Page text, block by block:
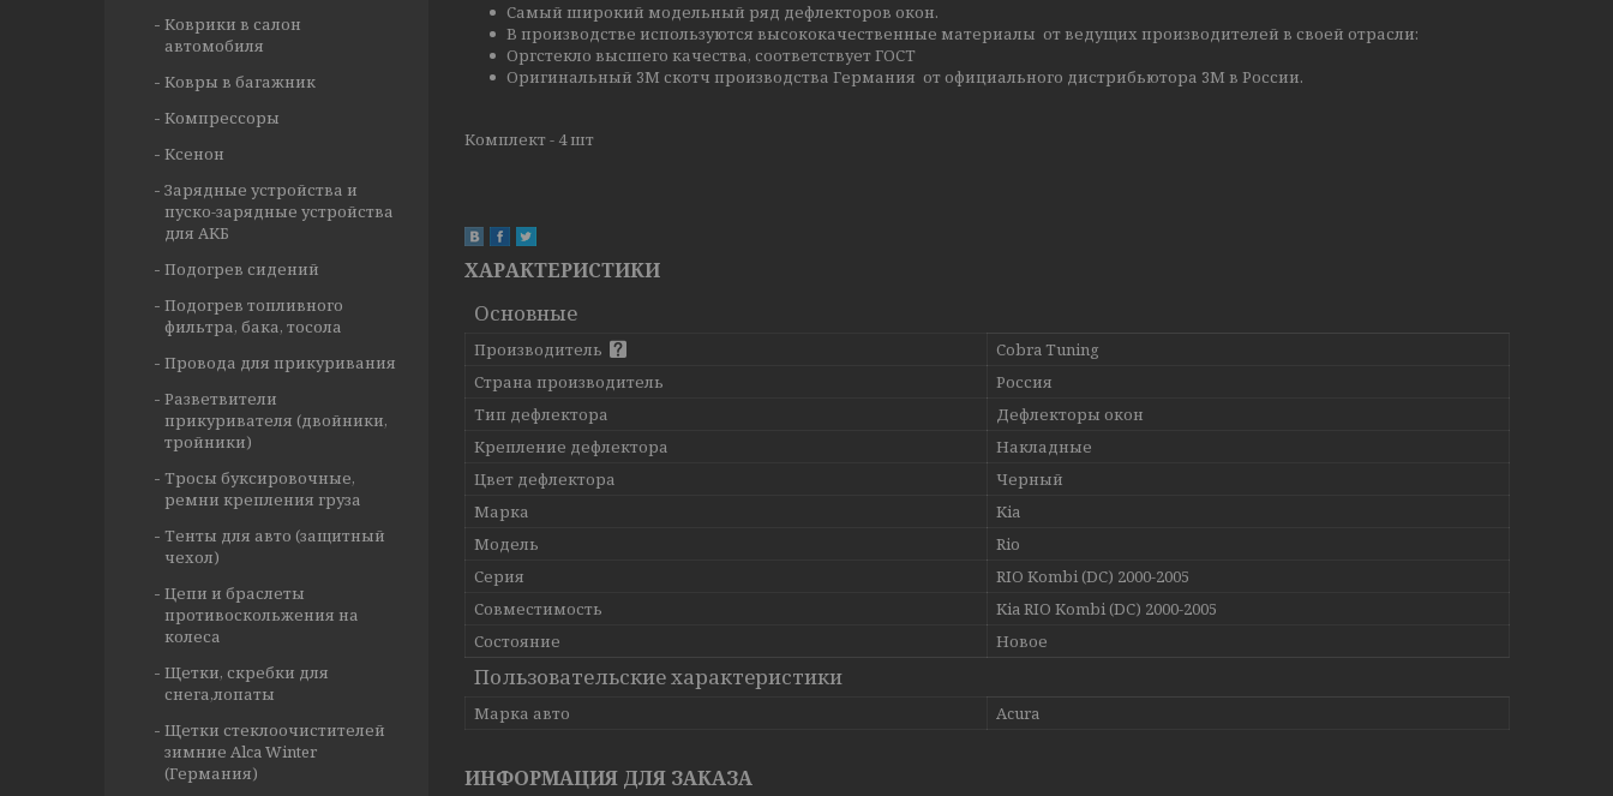
Самый широкий модельный ряд дефлекторов окон.
В производстве используются высококачественные материалы от ведущих производителей в своей отрасли:
Оргстекло высшего качества, соответствует ГОСТ
Оригинальный 3М скотч производства Германия от официального дистрибьютора 3М в России.
Комплект - 4 шт
ХАРАКТЕРИСТИКИ
Основные
Производитель
Cobra Tuning
Страна производитель
Россия
Тип дефлектора
Дефлекторы окон
Крепление дефлектора
Накладные
Цвет дефлектора
Черный
Марка
Kia
Модель
Rio
Серия
RIO Kombi (DC) 2000-2005
Совместимость
Kia RIO Kombi (DC) 2000-2005
Состояние
Новое
Пользовательские характеристики
Марка авто Acura
ИНФОРМАЦИЯ ДЛЯ ЗАКАЗА
Коврики в салон
автомобиля
Ковры в багажник
Компрессоры
Ксенон
Зарядные устройства и
пуско-зарядные устройства
для АКБ
Подогрев сидений
Подогрев топливного
фильтра, бака, тосола
Провода для прикуривания
Разветвители
прикуривателя (двойники,
тройники)
Тросы буксировочные,
ремни крепления груза
Тенты для авто (защитный
чехол)
Цепи и браслеты
противоскольжения на
колеса
Щетки, скребки для
снега,лопаты
Щетки стеклоочистителей
зимние Alca Winter
(Германия)